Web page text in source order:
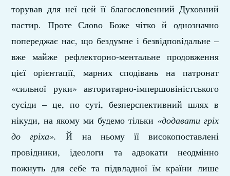
торував для неї цей її благословенний Духовний
пастир. Проте Слово Боже чітко й однозначно
попереджає нас, що бездумне і безвідповідальне –
вже майже рефлекторно-ментальне продовження
цієї орієнтації, марних сподівань на патронат
«сильної руки» авторитарно-імпершовіністського
сусіди – це, по суті, безперспективний шлях в
нікуди, на якому ми будемо тільки «додавати гріх
до
гріха».
Й на ньому її високопоставлені
провідники, ідеологи та адвокати неодмінно
пожнуть для себе та підвладної їм країни лише